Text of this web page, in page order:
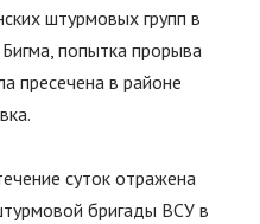
штурмовых групп в
попытка прорыва
пресечена в районе
суток отражена
бригады ВСУ в